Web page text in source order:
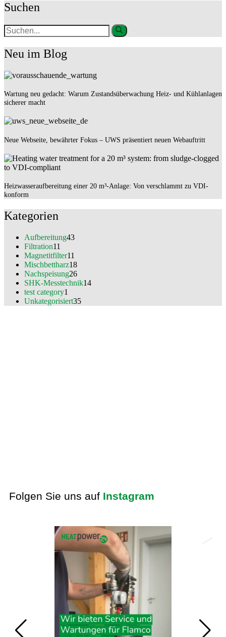
Suchen
Neu im Blog
Wartung neu gedacht: Warum Zustandsüberwachung Heiz- und Kühlanlagen
sicherer macht
Neue Webseite, bewährter Fokus – UWS präsentiert neuen Webauftritt
Heizwasseraufbereitung einer 20 m³-Anlage: Von verschlammt zu VDI-
konform
Kategorien
Aufbereitung43
Filtration11
Magnetitfilter11
Mischbettharz18
Nachspeisung26
SHK-Messtechnik14
test category1
Unkategorisiert35
Folgen Sie uns auf Instagram